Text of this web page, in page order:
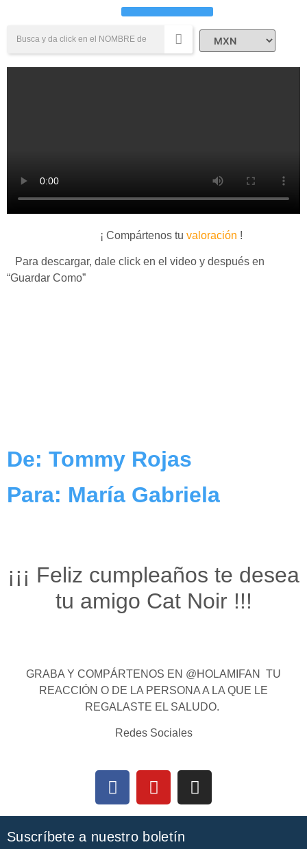
¡ Compártenos tu valoración !
Para descargar, dale click en el video y después en
“Guardar Como”
De: Tommy Rojas
Para: María Gabriela
¡¡¡ Feliz cumpleaños te desea
tu amigo Cat Noir !!!
GRABA Y COMPÁRTENOS EN @HOLAMIFAN TU
REACCIÓN O DE LA PERSONA A LA QUE LE
REGALASTE EL SALUDO.
Redes Sociales
Suscríbete a nuestro boletín